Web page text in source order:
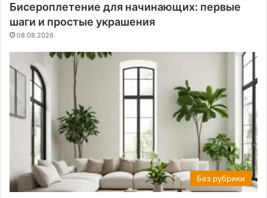
Бисероплетение для начинающих: первые
шаги и простые украшения
08.08.2026
Без рубрики